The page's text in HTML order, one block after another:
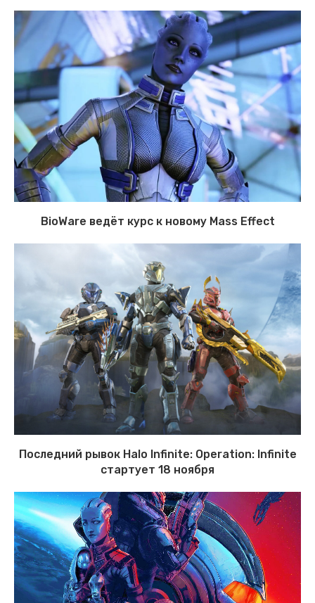
BioWare ведёт курс к новому Mass Effect
Последний рывок Halo Infinite: Operation: Infinite
стартует 18 ноября